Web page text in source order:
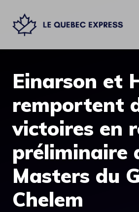
contenu
Einarson et
remportent
victoires en
préliminaire
Masters du
Chelem